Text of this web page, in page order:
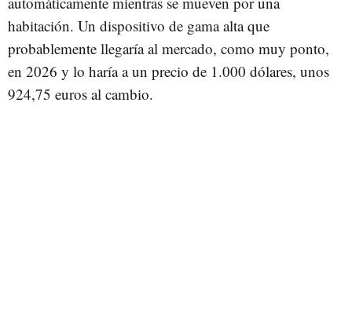
habitación. Un dispositivo de gama alta que
probablemente llegaría al mercado, como muy ponto,
en 2026 y lo haría a un precio de 1.000 dólares, unos
924,75 euros al cambio.